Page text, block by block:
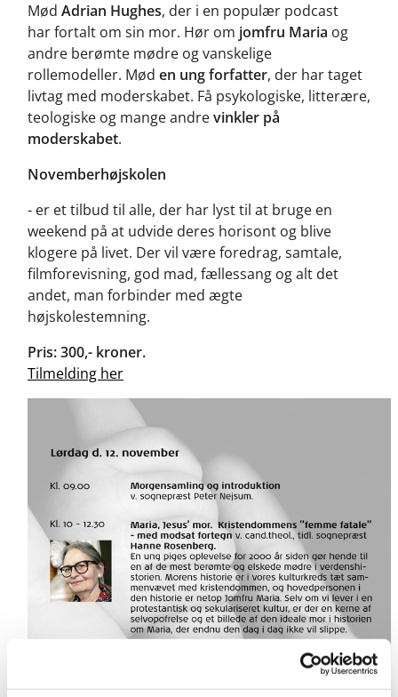
Mød Adrian Hughes, der i en populær podcast
har fortalt om sin mor. Hør om jomfru Maria og
andre berømte mødre og vanskelige
rollemodeller. Mød en ung forfatter, der har taget
livtag med moderskabet. Få psykologiske, litterære,
teologiske og mange andrevinkler på
moderskabet.
Novemberhøjskolen
- er et tilbud til alle, der har lyst til at bruge en
weekend på at udvide deres horisont og blive
klogere på livet. Der vil være foredrag, samtale,
filmforevisning, god mad, fællessang og alt det
andet, man forbinder med ægte
højskolestemning.
Pris: 300,- kroner.
Tilmelding her